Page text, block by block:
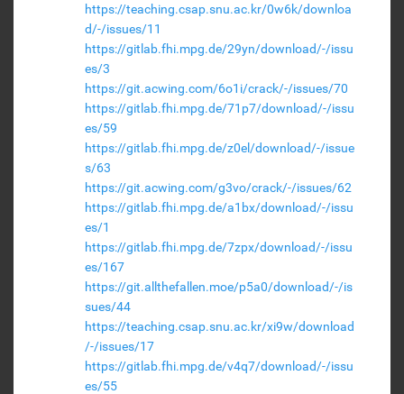
https://teaching.csap.snu.ac.kr/0w6k/downloa
d/-/issues/11
https://gitlab.fhi.mpg.de/29yn/download/-/issu
es/3
https://git.acwing.com/6o1i/crack/-/issues/70
https://gitlab.fhi.mpg.de/71p7/download/-/issu
es/59
https://gitlab.fhi.mpg.de/z0el/download/-/issue
s/63
https://git.acwing.com/g3vo/crack/-/issues/62
https://gitlab.fhi.mpg.de/a1bx/download/-/issu
es/1
https://gitlab.fhi.mpg.de/7zpx/download/-/issu
es/167
https://git.allthefallen.moe/p5a0/download/-/is
sues/44
https://teaching.csap.snu.ac.kr/xi9w/download
/-/issues/17
https://gitlab.fhi.mpg.de/v4q7/download/-/issu
es/55